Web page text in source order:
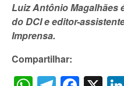
Luiz Antônio Magalhães
do DCI e editor-
Imprensa.
Compartilhar: